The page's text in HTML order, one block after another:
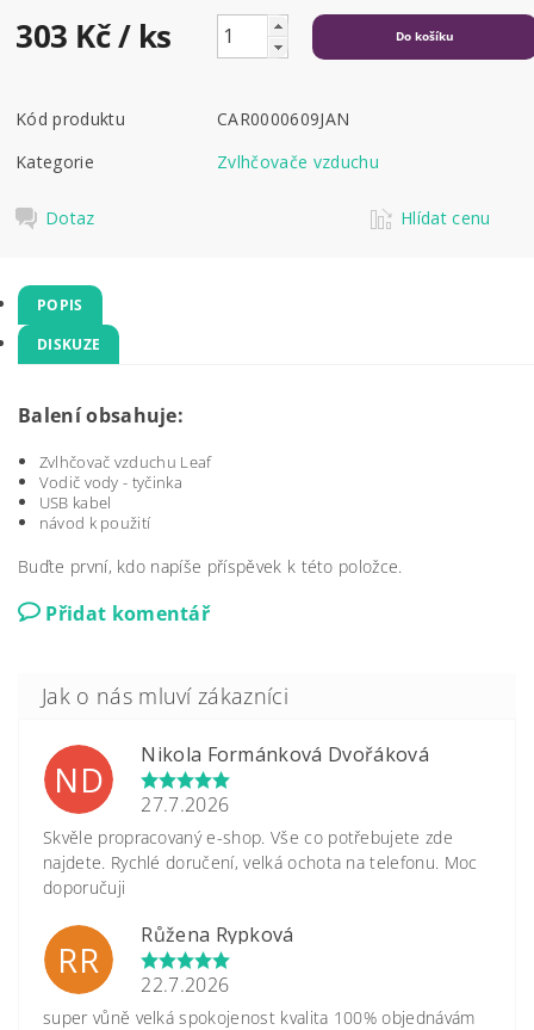
303 Kč/ ks
Kód produktu
CAR0000609JAN
Kategorie
Zvlhčovače vzduchu
Dotaz Hlídat cenu
POPIS
DISKUZE
Balení obsahuje:
Zvlhčovač vzduchu Leaf
Vodič vody - tyčinka
USB kabel
návod k použití
Buďte první, kdo napíše příspěvek k této položce.
Přidat komentář
ND
Nikola Formánková Dvořáková
27.7.2026
Skvěle propracovaný e-shop. Vše co potřebujete zde
najdete. Rychlé doručení, velká ochota na telefonu. Moc
doporučuji
RR
Růžena Rypková
22.7.2026
super vůně velká spokojenost kvalita 100% objednávám